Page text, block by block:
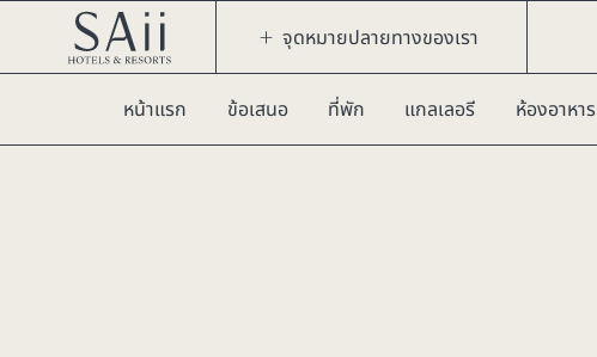
จุดหมายปลายทางของเรา
หน้าแรก ข้อเสนอ ที่พัก แกลเลอรี ห้องอาหาร